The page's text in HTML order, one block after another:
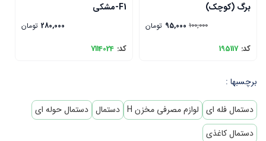
برگ (کوچک)
100,000
95,000 تومان
کد: 195117
F1-مشکی
280,000 تومان
کد: 7114024
برچسبها :
دستمال فله ای لوازم مصرفی مخزن H دستمال دستمال حوله ای
دستمال کاغذی